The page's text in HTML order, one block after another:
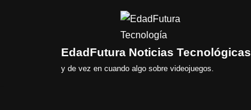
EdadFutura Noticias Tecnológicas
y de vez en cuando algo sobre videojuegos.